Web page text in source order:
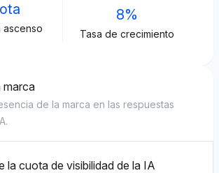
ascenso
8%
Tasa de crecimiento
marca
de la marca en las respuestas
la cuota de visibilidad de la IA